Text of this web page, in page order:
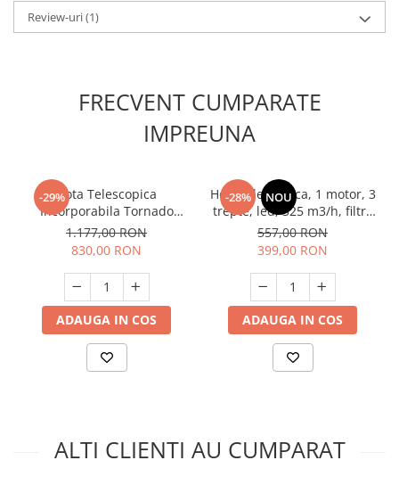
Review-uri(1)
FRECVENT CUMPARATE
IMPREUNA
-29%Hota Telescopica
Incorporabila Tornado
Storm 1200 (60), 1 motor,
latime 60 cm, 3 viteze,
Negru
1.177,00 RON
830,00 RON
ADAUGA IN COS
-28% NOU
Hota telescopica, 1 motor, 3
trepte, led, 325 m3/h, filtre
aluminiu, 60 cm, negru,
Heinner
557,00 RON
399,00 RON
ADAUGA IN COS
ALTI CLIENTI AU CUMPARAT